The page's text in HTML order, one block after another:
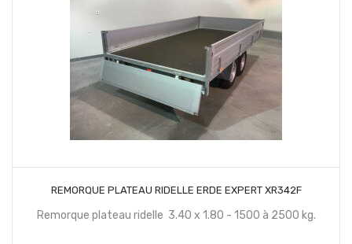
REMORQUE PLATEAU RIDELLE ERDE EXPERT XR342F
Remorque plateau ridelle 3.40 x 1.80 - 1500 à 2500 kg.